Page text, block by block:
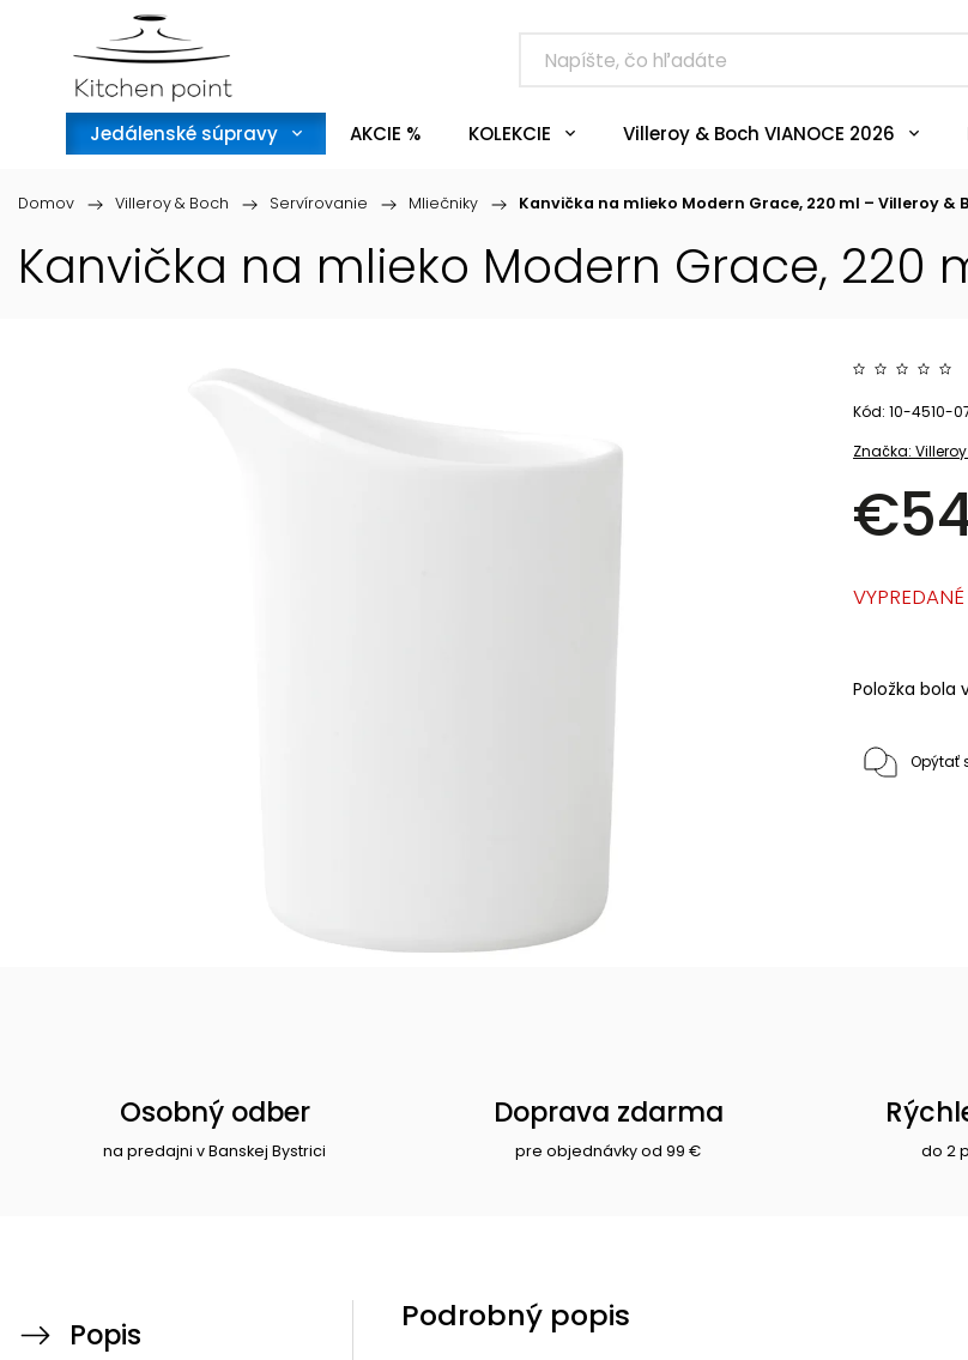
Jedálenské súpravy AKCIE % KOLEKCIE Villeroy & Boch VIANOCE 2026
Domov / Villeroy & Boch / Servírovanie / Mliečniky / Kanvička na mlieko Modern Grace, 220 ml – Villeroy &
Kanvička na mlieko Modern Grace, 220
Značka:
Kód: 10-4510-
Položka bola
VYPREDANÉ
Opýtať
Osobný odber
na predajni v Banskej Bystrici
Doprava zdarma
pre objednávky od 99 € do 2
Popis
Podrobný popis